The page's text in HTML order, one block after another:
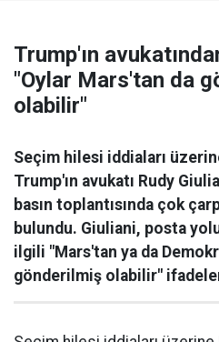
Trump'ın
"Oylar Mars'tan da
olabilir"
Seçim hilesi iddiaları
Trump'ın avukatı Rudy
basın toplantısında çok
bulundu. Giuliani, posta
ilgili "Mars'tan ya da
gönderilmiş olabilir"